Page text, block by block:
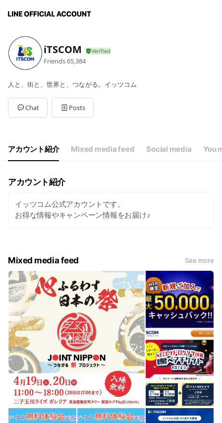
iTSCOM
Friends65,384
人と、街と、世界と、つながる。イッツコム
Chat Posts
アカウント紹介 Mixed media feed Social media You
アカウント紹介
イッツコム公式アカウントです。
お得な情報やキャンペーン情報をお届け♪
Mixed media feed See more